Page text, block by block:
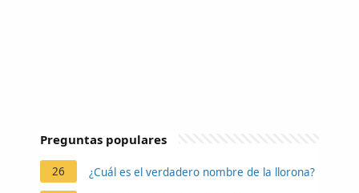
Preguntas populares
26 ¿Cuál es el verdadero nombre de la llorona?